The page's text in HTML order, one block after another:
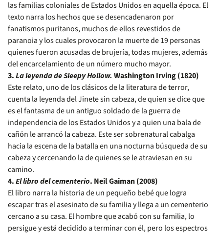
las familias coloniales de Estados Unidos en aquella época. El
texto narra los hechos que se desencadenaron por
fanatismos puritanos, muchos de ellos revestidos de
paranoia y los cuales provocaron la muerte de 19 personas
quienes fueron acusadas de brujería, todas mujeres, además
del encarcelamiento de un número mucho mayor.
3.La leyenda de Sleepy Hollow. Washington Irving (1820)
Este relato, uno de los clásicos de la literatura de terror,
cuenta la leyenda del Jinete sin cabeza, de quien se dice que
es el fantasma de un antiguo soldado de la guerra de
independencia de los Estados Unidos y a quien una bala de
cañón le arrancó la cabeza. Este ser sobrenatural cabalga
hacia la escena de la batalla en una nocturna búsqueda de su
cabeza y cercenando la de quienes se le atraviesan en su
camino.
4.El libro del cementerio. Neil Gaiman (2008)
El libro narra la historia de un pequeño bebé que logra
escapar tras el asesinato de su familia y llega a un cementerio
cercano a su casa. El hombre que acabó con su familia, lo
persigue y está decidido a terminar con él, pero los espectros